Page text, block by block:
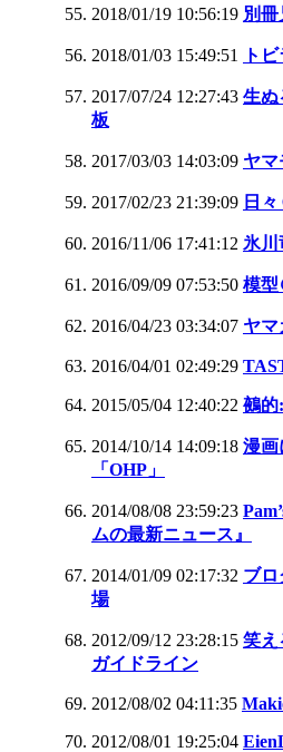
2018/01/19 10:56:19 別
2018/01/03 15:49:51 ト
2017/07/24 12:27:43 生ぬ
板
2017/03/03 14:03:09 ヤマ
2017/02/23 21:39:09 日々
2016/11/06 17:41:12 氷
2016/09/09 07:53:50 模型
2016/04/23 03:34:07 ヤマ
2016/04/01 02:49:29
2015/05/04 12:40:22 鵺的
2014/10/14 14:09:18 漫画
「OHP」
2014/08/08 23:59:23
ムの最新ニュース』
2014/01/09 02:17:32 ブロ
場
2012/09/12 23:28:15 笑え
ガイドライン
2012/08/02 04:11:35
2012/08/01 19:25:04